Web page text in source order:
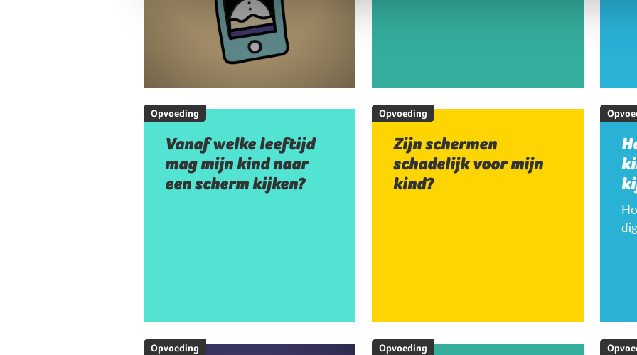
Opvoeding
Vanaf welke leeftijd
mag mijn kind naar
een scherm kijken?
Opvoeding
Zijn schermen
schadelijk voor mijn
kind?
Opvoeding Opvoeding